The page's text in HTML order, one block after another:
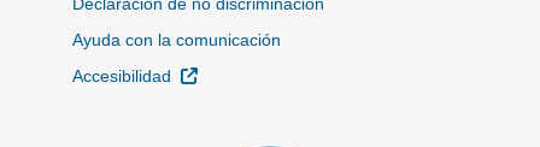
Ayuda con la comunicación
Accesibilidad
Sitio Externo